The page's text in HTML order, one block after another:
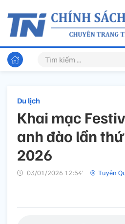
Du lịch
Khai mạc
anh đào lần
2026
03/01/2026 12:54’ Tuyên